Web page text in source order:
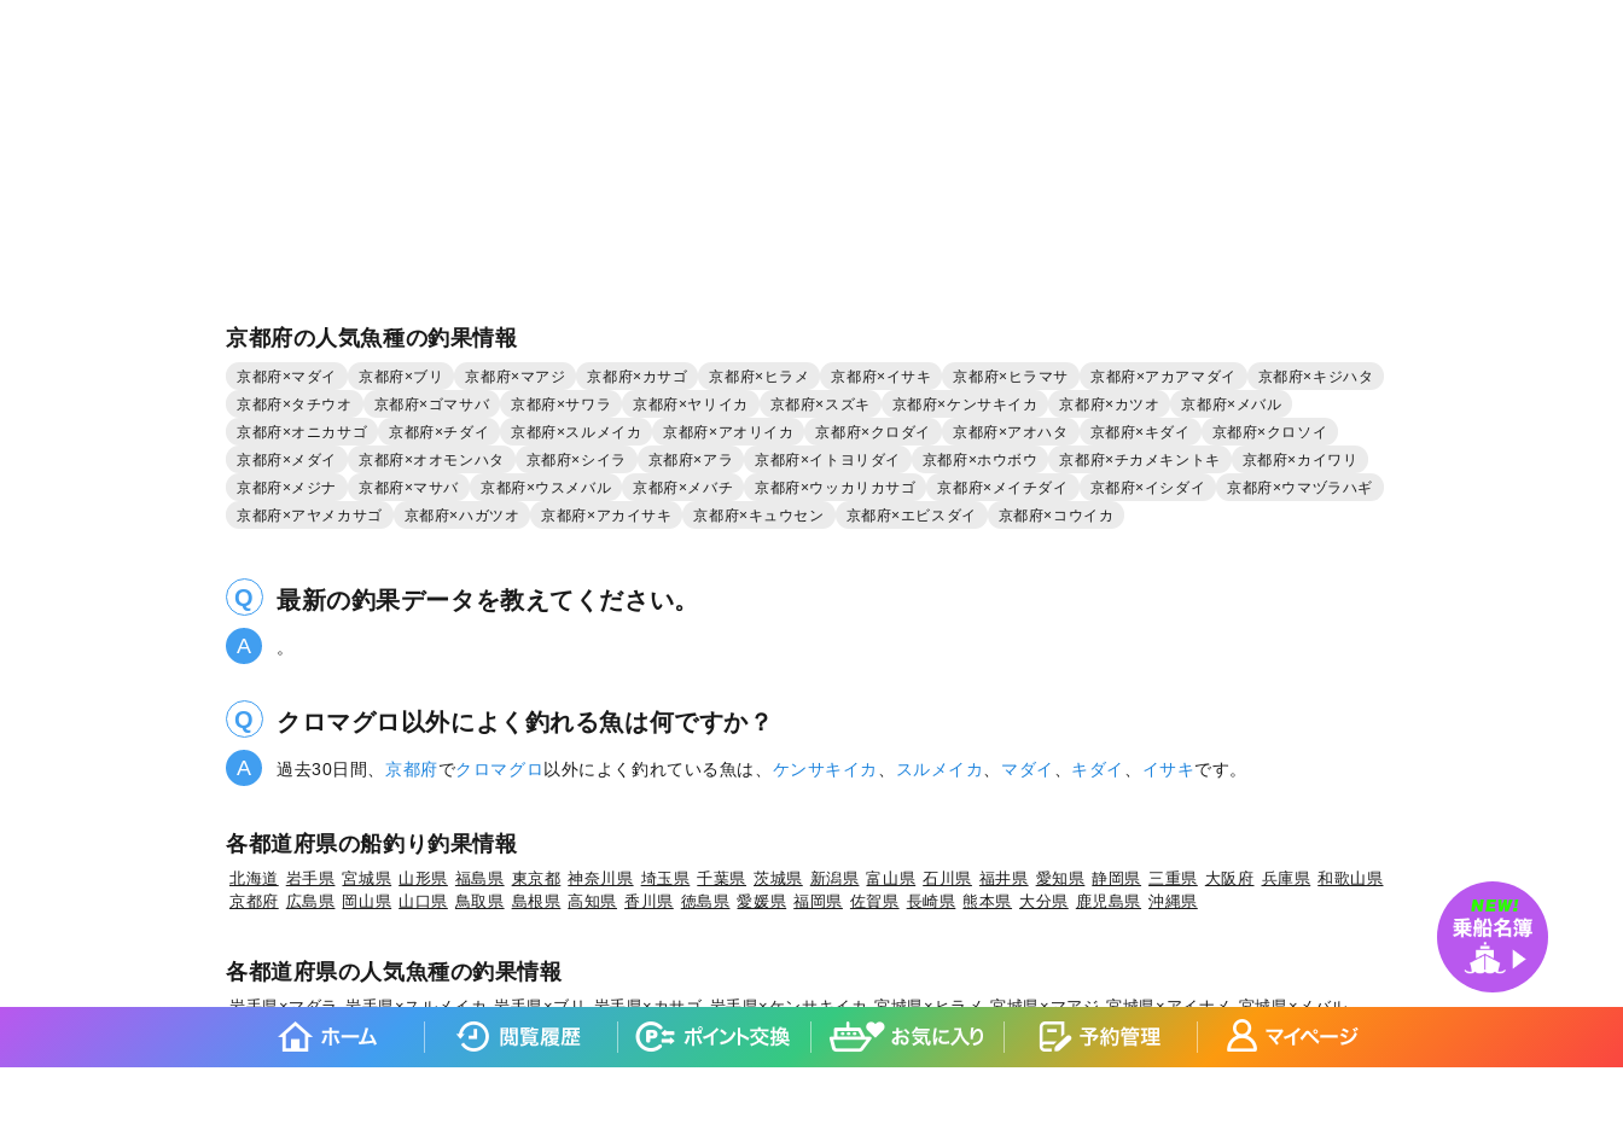
京都府の人気魚種の釣果情報
京都府×マダイ 京都府×ブリ 京都府×マアジ 京都府×カサゴ 京都府×ヒラメ 京都府×イサキ 京都府×ヒラマサ 京都府×アカアマダイ
京都府×キジハタ
京都府×タチウオ
京都府×ゴマサバ 京都府×サワラ 京都府×ヤリイカ 京都府×スズキ 京都府×ケンサキイカ 京都府×カツオ
京都府×メバル
京都府×オニカサゴ
京都府×チダイ 京都府×スルメイカ 京都府×アオリイカ 京都府×クロダイ 京都府×アオハタ 京都府×キダイ
京都府×クロソイ
京都府×メダイ
京都府×オオモンハタ 京都府×シイラ 京都府×アラ 京都府×イトヨリダイ 京都府×ホウボウ 京都府×チカメキントキ
京都府×カイワリ
京都府×メジナ
京都府×マサバ 京都府×ウスメバル 京都府×メバチ 京都府×ウッカリカサゴ 京都府×メイチダイ 京都府×イシダイ
京都府×ウマヅラハギ
京都府×アヤメカサゴ
京都府×ハガツオ 京都府×アカイサキ 京都府×キュウセン 京都府×エビスダイ 京都府×コウイカ
最新の釣果データを教えてください。
。
クロマグロ以外によく釣れる魚は何ですか？
過去30日間、 京都府でクロマグロ 以外によく釣れている魚は、 ケンサキイカ 、 スルメイカ、 マダイ 、 キダイ 、 イサキです。
各都道府県の船釣り釣果情報
北海道 岩手県 宮城県 山形県 福島県 東京都 神奈川県 埼玉県 千葉県 茨城県 新潟県 富山県 石川県 福井県 愛知県 静岡県 三重県 大阪府 兵庫県 和歌山県
京都府 広島県 岡山県 山口県 鳥取県 島根県 高知県 香川県 徳島県 愛媛県 福岡県 佐賀県 長崎県 熊本県 大分県 鹿児島県 沖縄県
各都道府県の人気魚種の釣果情報
岩手県×マダラ 岩手県×スルメイカ 岩手県×ブリ 岩手県×カサゴ 岩手県×ケンサキイカ 宮城県×ヒラメ 宮城県×マアジ 宮城県×アイナメ 宮城県×メバル
宮城県×マコガレイ
山形県×マアジ 山形県×マダイ 山形県×キジハタ 山形県×ケンサキイカ 山形県×マハタ 福島県×マダイ 福島県×ヒラメ
福島県×チダイ
福島県×ウスメバル
福島県×アイナメ 茨城県×マダイ 茨城県×ブリ 茨城県×ヒラメ 茨城県×カサゴ 茨城県×ホウボウ 埼玉県×サワラ
埼玉県×タチウオ